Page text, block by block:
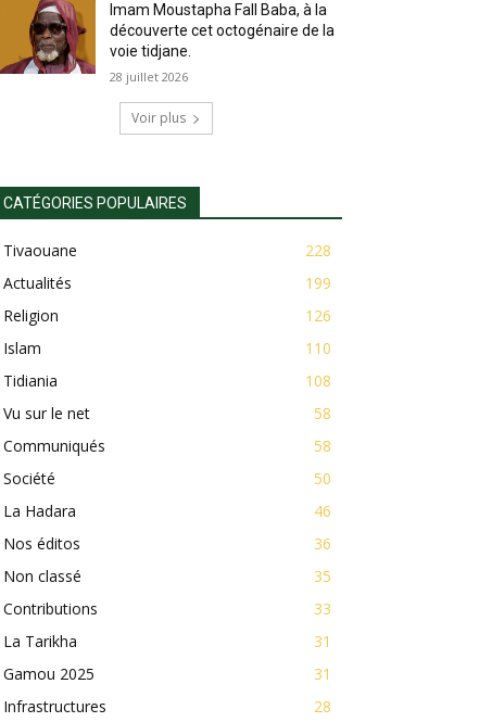
Imam Moustapha Fall Baba, à la
découverte cet octogénaire de la
voie tidjane.
28 juillet 2026
Voir plus
CATÉGORIES POPULAIRES
Tivaouane
228
Actualités
199
Religion
126
Islam
110
Tidiania
108
Vu sur le net
58
Communiqués
58
Société
50
La Hadara
46
Nos éditos
36
Non classé
35
Contributions
33
La Tarikha
31
Gamou 2025
31
Infrastructures
28